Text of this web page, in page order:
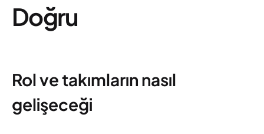
Doğru
Rol ve takımların nasıl
gelişeceği